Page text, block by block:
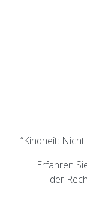
“Kindheit:
Erfahren
der